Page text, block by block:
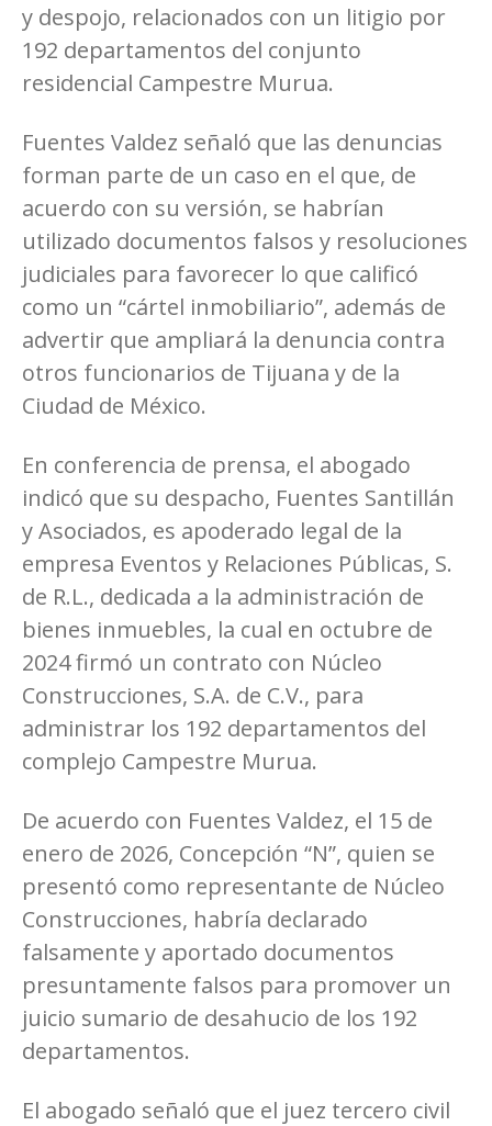
y despojo, relacionados con un litigio por
192 departamentos del conjunto
residencial Campestre Murua.
Fuentes Valdez señaló que las denuncias
forman parte de un caso en el que, de
acuerdo con su versión, se habrían
utilizado documentos falsos y resoluciones
judiciales para favorecer lo que calificó
como un “cártel inmobiliario”, además de
advertir que ampliará la denuncia contra
otros funcionarios de Tijuana y de la
Ciudad de México.
En conferencia de prensa, el abogado
indicó que su despacho, Fuentes Santillán
y Asociados, es apoderado legal de la
empresa Eventos y Relaciones Públicas, S.
de R.L., dedicada a la administración de
bienes inmuebles, la cual en octubre de
2024 firmó un contrato con Núcleo
Construcciones, S.A. de C.V., para
administrar los 192 departamentos del
complejo Campestre Murua.
De acuerdo con Fuentes Valdez, el 15 de
enero de 2026, Concepción “N”, quien se
presentó como representante de Núcleo
Construcciones, habría declarado
falsamente y aportado documentos
presuntamente falsos para promover un
juicio sumario de desahucio de los 192
departamentos.
El abogado señaló que el juez tercero civil